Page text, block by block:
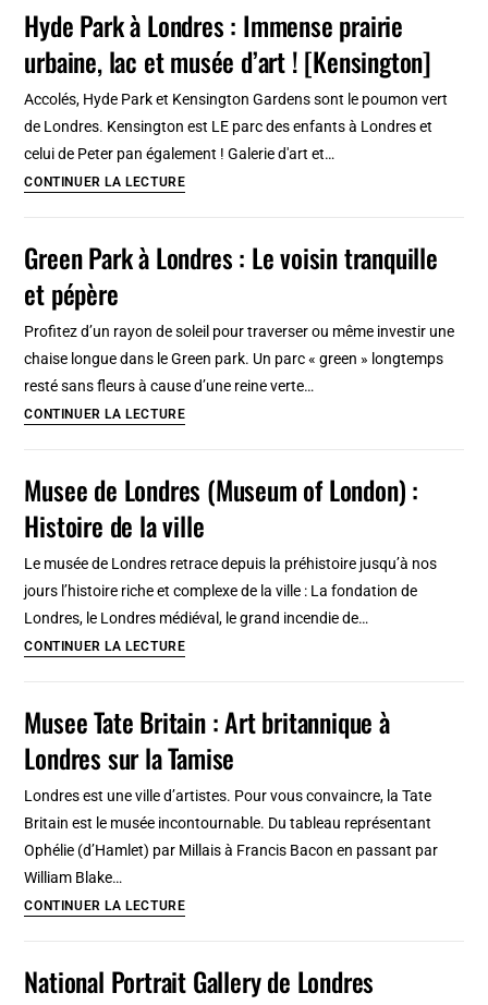
Park
à
pour
[Westminster]
Hyde Park à Londres : Immense prairie
urbaine, lac et musée d’art ! [Kensington]
Accolés, Hyde Park et Kensington Gardens sont le poumon vert
de Londres. Kensington est LE parc des enfants à Londres et
celui de Peter pan également ! Galerie d'art et…
CONTINUER LA LECTUREHyde
Londres
prairie
urbaine,
et
d’art
!
[Kensington]
Green Park à Londres : Le voisin tranquille
et pépère
Profitez d’un rayon de soleil pour traverser ou même investir une
chaise longue dans le Green park. Un parc « green » longtemps
resté sans fleurs à cause d’une reine verte…
CONTINUER LA LECTUREGreen
Londres
:
tranquille
pépère
Musee de Londres (Museum of London) :
Histoire de la ville
Le musée de Londres retrace depuis la préhistoire jusqu’à nos
jours l’histoire riche et complexe de la ville : La fondation de
Londres, le Londres médiéval, le grand incendie de…
CONTINUER LA LECTUREMusee
(Museum
of
ville
Musee Tate Britain : Art britannique à
Londres sur la Tamise
Londres est une ville d’artistes. Pour vous convaincre, la Tate
Britain est le musée incontournable. Du tableau représentant
Ophélie (d’Hamlet) par Millais à Francis Bacon en passant par
William Blake…
CONTINUER LA LECTUREMusee
:
National Portrait Gallery de Londres